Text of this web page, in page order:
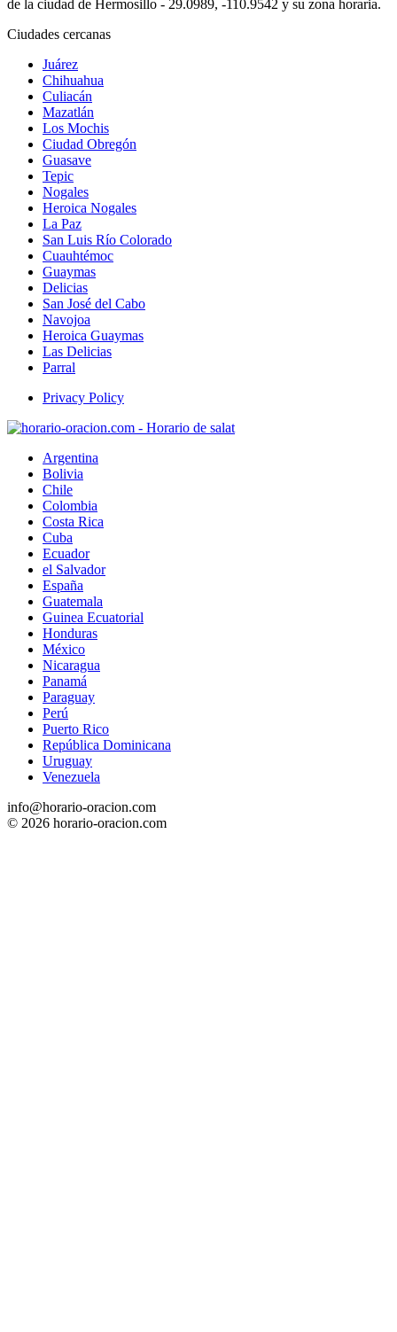
de la ciudad de Hermosillo - 29.0989, -110.9542 y su zona horaria.
Ciudades cercanas
Juárez
Chihuahua
Culiacán
Mazatlán
Los Mochis
Ciudad Obregón
Guasave
Tepic
Nogales
Heroica Nogales
La Paz
San Luis Río Colorado
Cuauhtémoc
Guaymas
Delicias
San José del Cabo
Navojoa
Heroica Guaymas
Las Delicias
Parral
Privacy Policy
Argentina
Bolivia
Chile
Colombia
Costa Rica
Cuba
Ecuador
el Salvador
España
Guatemala
Guinea Ecuatorial
Honduras
México
Nicaragua
Panamá
Paraguay
Perú
Puerto Rico
República Dominicana
Uruguay
Venezuela
info@horario-oracion.com
© 2026 horario-oracion.com